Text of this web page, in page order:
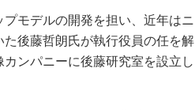
モデルの開発を担い、近年はニ
後藤哲朗氏が執行役員の任を解
ンパニーに後藤研究室を設立し